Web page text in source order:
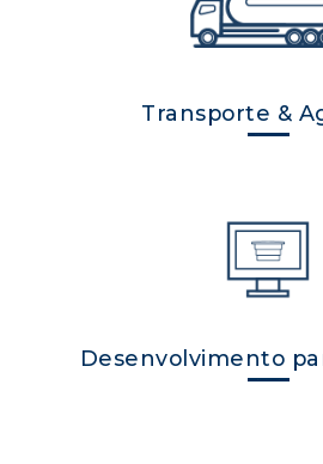
Transporte &
Desenvolvimento